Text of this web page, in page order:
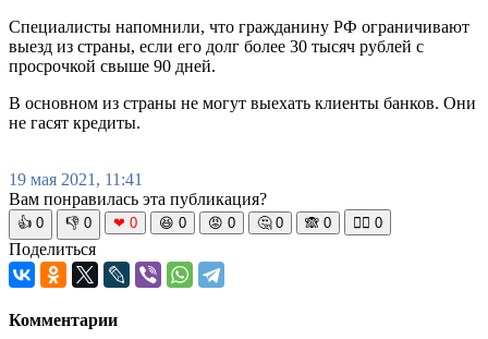
Специалисты напомнили, что гражданину РФ ограничивают
выезд из страны, если его долг более 30 тысяч рублей с
просрочкой свыше 90 дней.
В основном из страны не могут выехать клиенты банков. Они
не гасят кредиты.
19 мая 2021, 11:41
Вам понравилась эта публикация?
👍 0 👎 0 ❤ 0 😆 0 😡 0 🤔 0 🙈 0 🧘‍♀️ 0
Поделиться
Комментарии